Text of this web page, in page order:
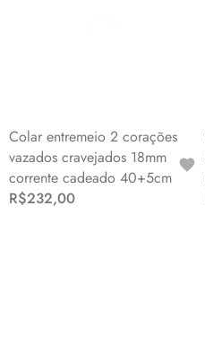
Colar entremeio 2 corações
vazados cravejados 18mm
corrente cadeado 40+5cm
R$232,00